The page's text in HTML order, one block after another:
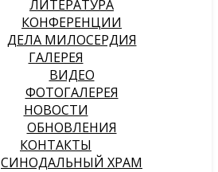
ЛИТЕРАТУРА
КОНФЕРЕНЦИИ
ДЕЛА МИЛОСЕРДИЯ
ГАЛЕРЕЯ
ВИДЕО
ФОТОГАЛЕРЕЯ
НОВОСТИ
ОБНОВЛЕНИЯ
КОНТАКТЫ
СИНОДАЛЬНЫЙ ХРАМ